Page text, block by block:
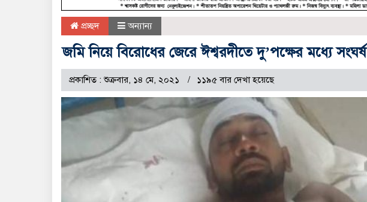
প্রচ্ছদ অন্যান্য
জমি নিয়ে বিরোধের জেরে ঈশ্বরদীতে দু’পক্ষের মধ্যে সংঘর্ষ
প্রকাশিত : শুক্রবার, ১৪ মে, ২০২১ ১১৯৫ বার দেখা হয়েছে